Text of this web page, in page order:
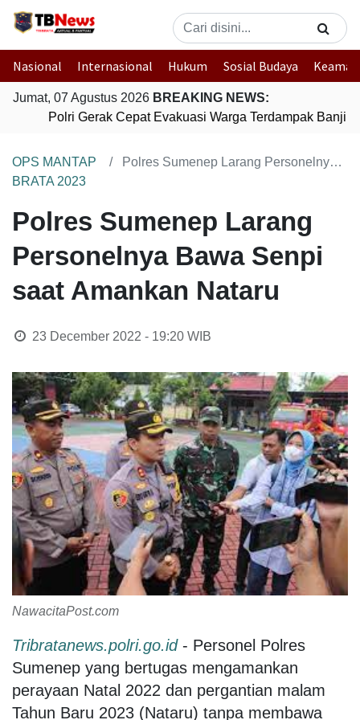
Nasional Internasional Hukum Sosial Budaya
Jumat, 07 Agustus 2026 BREAKING NEWS:
Polri Gerak Cepat Evakuasi Warga Terdampak Banjir
OPS MANTAP
BRATA 2023
Polres Sumenep Larang Personelnya Bawa Senpi saat Amankan Nataru
Polres Sumenep Larang
Personelnya Bawa Senpi
saat Amankan Nataru
23 December 2022 - 19:20WIB
NawacitaPost.com
Tribratanews.polri.go.id- Personel Polres
Sumenep yang bertugas mengamankan
perayaan Natal 2022 dan pergantian malam
Tahun Baru 2023 (Nataru) tanpa membawa